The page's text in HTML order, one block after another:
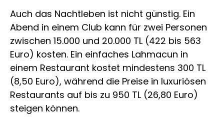
Auch das Nachtleben ist nicht günstig. Ein
Abend in einem Club kann für zwei Personen
zwischen 15.000 und 20.000 TL (422 bis 563
Euro) kosten. Ein einfaches Lahmacun in
einem Restaurant kostet mindestens 300 TL
(8,50 Euro), während die Preise in luxuriösen
Restaurants auf bis zu 950 TL (26,80 Euro)
steigen können.